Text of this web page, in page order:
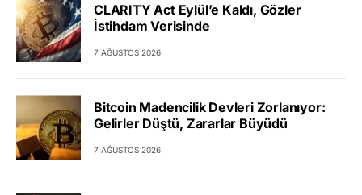
CLARITY Act Eylül’e Kaldı, Gözler
İstihdam Verisinde
7 AĞUSTOS 2026
Bitcoin Madencilik Devleri Zorlanıyor:
Gelirler Düştü, Zararlar Büyüdü
7 AĞUSTOS 2026